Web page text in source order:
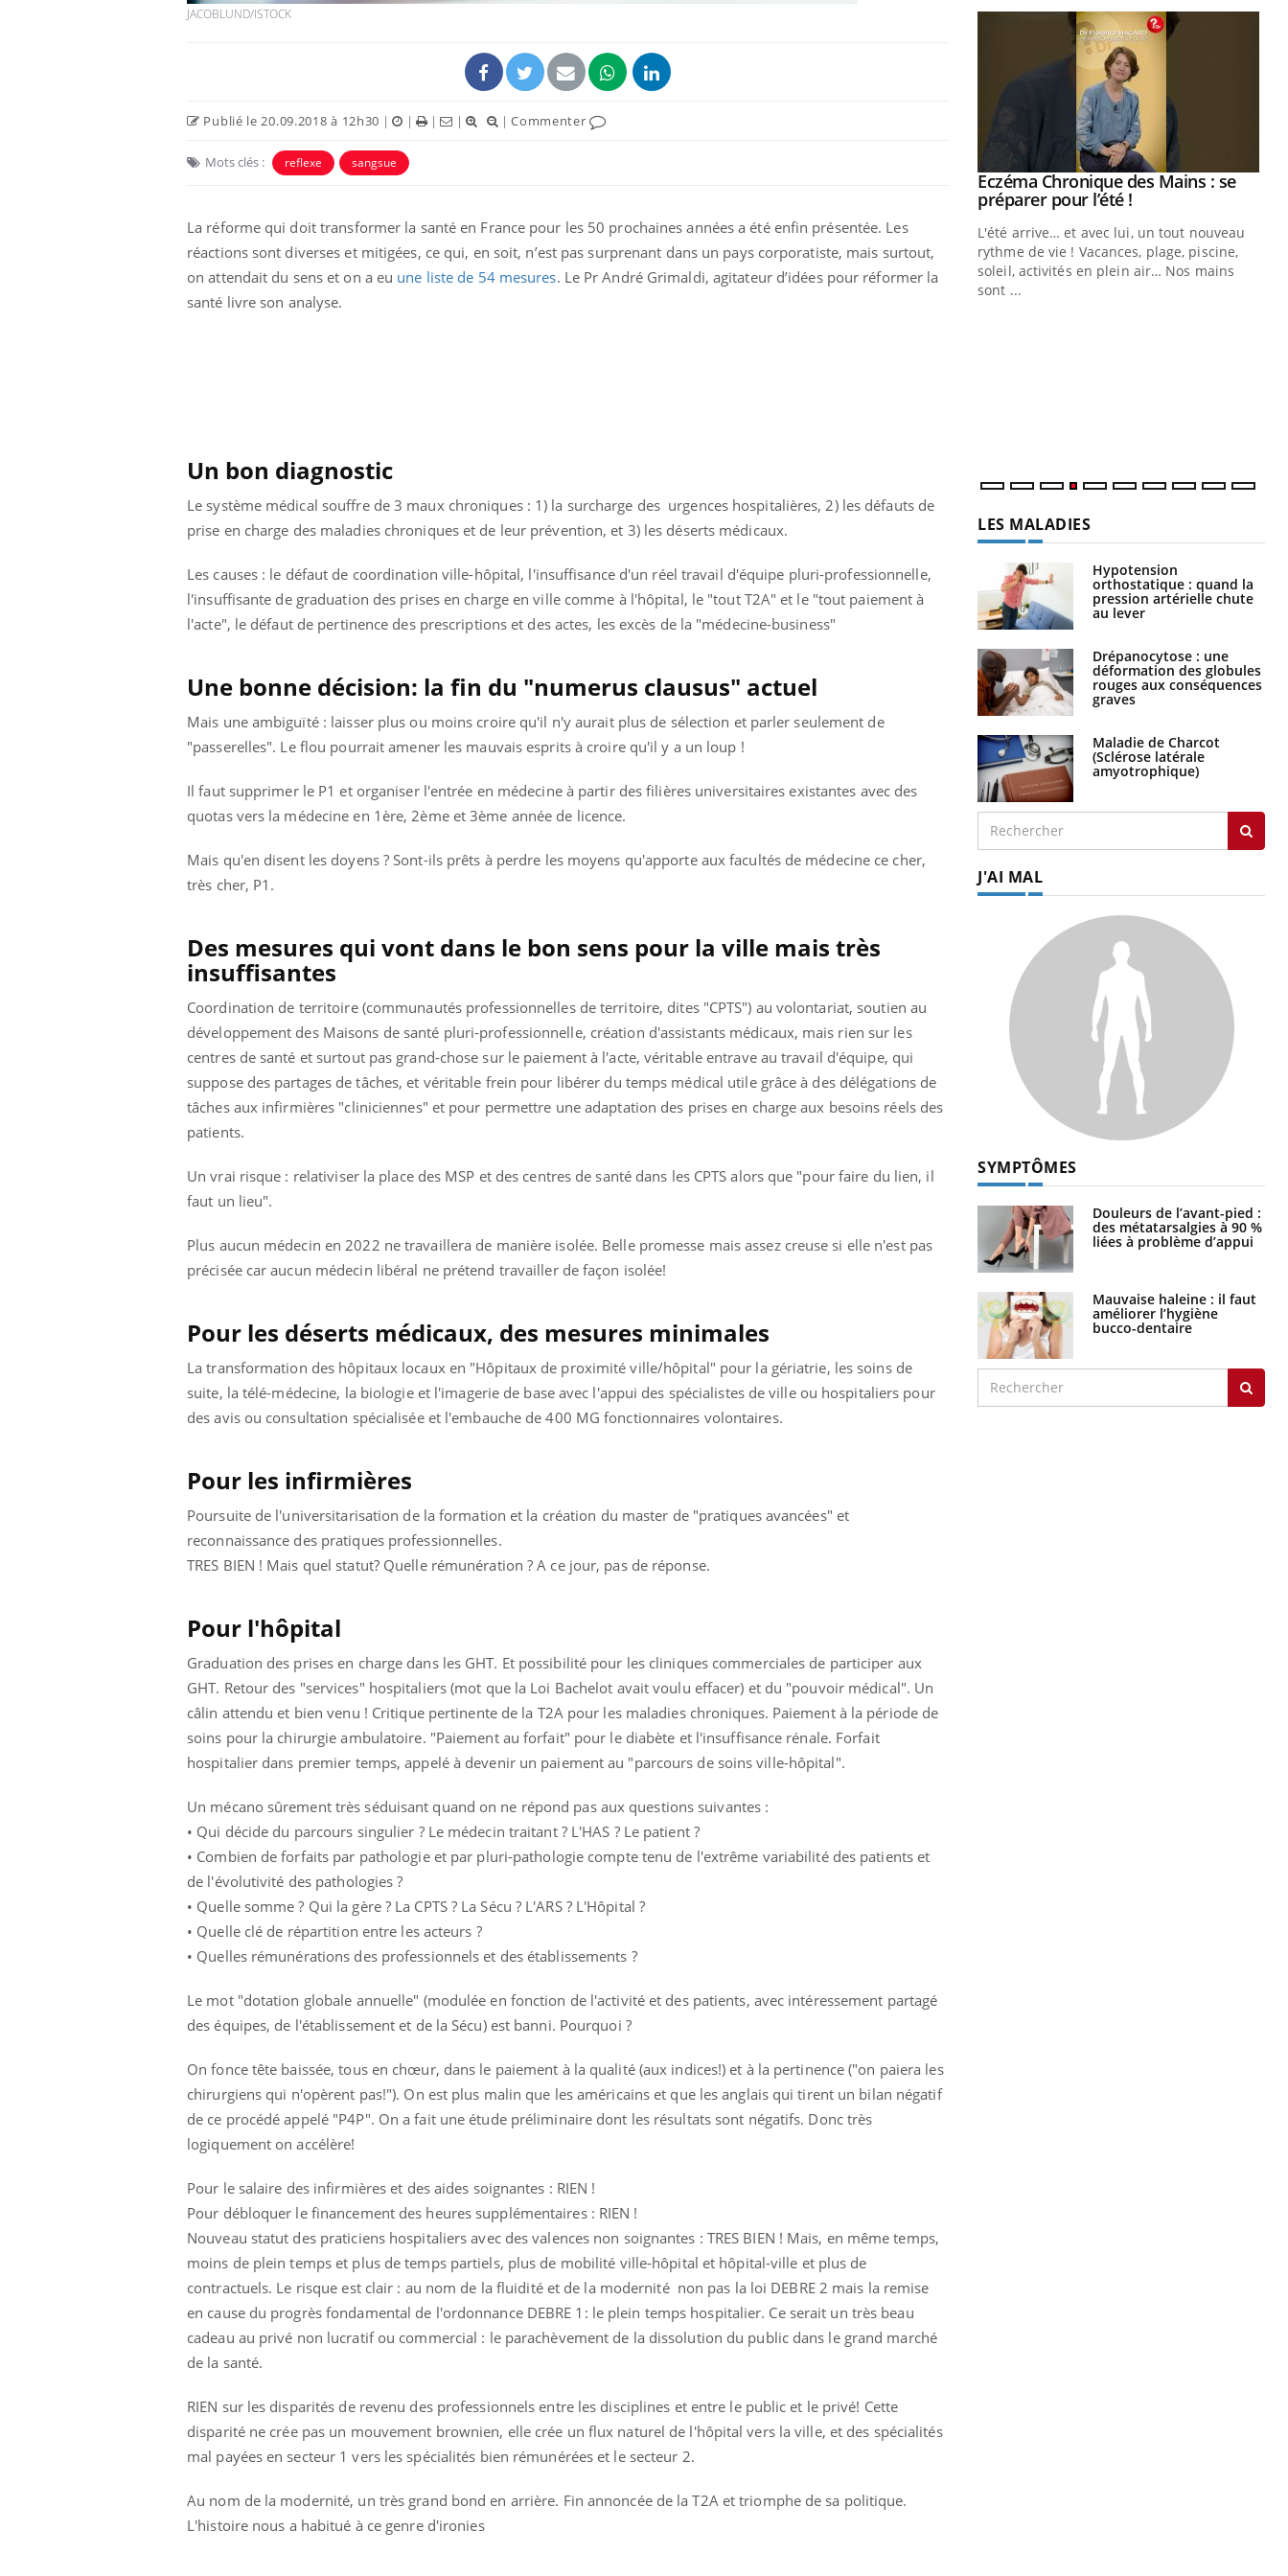
JACOBLUND/ISTOCK
Publié le 20.09.2018 à 12h30 | | | | |Commenter
Mots clés : reflexe sangsue
La réforme qui doit transformer la santé en France pour les 50 prochaines années a été enfin présentée. Les
réactions sont diverses et mitigées, ce qui, en soit, n’est pas surprenant dans un pays corporatiste, mais surtout,
on attendait du sens et on a eu une liste de 54 mesures. Le Pr André Grimaldi, agitateur d’idées pour réformer la
santé livre son analyse.
Un bon diagnostic
Le système médical souffre de 3 maux chroniques : 1) la surcharge des urgences hospitalières, 2) les défauts de
prise en charge des maladies chroniques et de leur prévention, et 3) les déserts médicaux.
Les causes : le défaut de coordination ville-hôpital, l'insuffisance d'un réel travail d'équipe pluri-professionnelle,
l'insuffisante de graduation des prises en charge en ville comme à l'hôpital, le "tout T2A" et le "tout paiement à
l'acte", le défaut de pertinence des prescriptions et des actes, les excès de la "médecine-business"
Une bonne décision: la fin du "numerus clausus" actuel
Mais une ambiguïté : laisser plus ou moins croire qu'il n'y aurait plus de sélection et parler seulement de
"passerelles". Le flou pourrait amener les mauvais esprits à croire qu'il y a un loup !
Il faut supprimer le P1 et organiser l'entrée en médecine à partir des filières universitaires existantes avec des
quotas vers la médecine en 1ère, 2ème et 3ème année de licence.
Mais qu'en disent les doyens ? Sont-ils prêts à perdre les moyens qu'apporte aux facultés de médecine ce cher,
très cher, P1.
Des mesures qui vont dans le bon sens pour la ville mais très
insuffisantes
Coordination de territoire (communautés professionnelles de territoire, dites "CPTS") au volontariat, soutien au
développement des Maisons de santé pluri-professionnelle, création d'assistants médicaux, mais rien sur les
centres de santé et surtout pas grand-chose sur le paiement à l'acte, véritable entrave au travail d'équipe, qui
suppose des partages de tâches, et véritable frein pour libérer du temps médical utile grâce à des délégations de
tâches aux infirmières "cliniciennes" et pour permettre une adaptation des prises en charge aux besoins réels des
patients.
Un vrai risque : relativiser la place des MSP et des centres de santé dans les CPTS alors que "pour faire du lien, il
faut un lieu".
Plus aucun médecin en 2022 ne travaillera de manière isolée. Belle promesse mais assez creuse si elle n'est pas
précisée car aucun médecin libéral ne prétend travailler de façon isolée!
Pour les déserts médicaux, des mesures minimales
La transformation des hôpitaux locaux en "Hôpitaux de proximité ville/hôpital" pour la gériatrie, les soins de
suite, la télé-médecine, la biologie et l'imagerie de base avec l'appui des spécialistes de ville ou hospitaliers pour
des avis ou consultation spécialisée et l'embauche de 400 MG fonctionnaires volontaires.
Pour les infirmières
Poursuite de l'universitarisation de la formation et la création du master de "pratiques avancées" et
reconnaissance des pratiques professionnelles.
TRES BIEN ! Mais quel statut? Quelle rémunération ? A ce jour, pas de réponse.
Pour l'hôpital
Graduation des prises en charge dans les GHT. Et possibilité pour les cliniques commerciales de participer aux
GHT. Retour des "services" hospitaliers (mot que la Loi Bachelot avait voulu effacer) et du "pouvoir médical". Un
câlin attendu et bien venu ! Critique pertinente de la T2A pour les maladies chroniques. Paiement à la période de
soins pour la chirurgie ambulatoire. "Paiement au forfait" pour le diabète et l'insuffisance rénale. Forfait
hospitalier dans premier temps, appelé à devenir un paiement au "parcours de soins ville-hôpital".
Un mécano sûrement très séduisant quand on ne répond pas aux questions suivantes :
• Qui décide du parcours singulier ? Le médecin traitant ? L'HAS ? Le patient ?
• Combien de forfaits par pathologie et par pluri-pathologie compte tenu de l'extrême variabilité des patients et
de l'évolutivité des pathologies ?
• Quelle somme ? Qui la gère ? La CPTS ? La Sécu ? L'ARS ? L'Hôpital ?
• Quelle clé de répartition entre les acteurs ?
• Quelles rémunérations des professionnels et des établissements ?
Le mot "dotation globale annuelle" (modulée en fonction de l'activité et des patients, avec intéressement partagé
des équipes, de l'établissement et de la Sécu) est banni. Pourquoi ?
On fonce tête baissée, tous en chœur, dans le paiement à la qualité (aux indices!) et à la pertinence ("on paiera les
chirurgiens qui n'opèrent pas!"). On est plus malin que les américains et que les anglais qui tirent un bilan négatif
de ce procédé appelé "P4P". On a fait une étude préliminaire dont les résultats sont négatifs. Donc très
logiquement on accélère!
Pour le salaire des infirmières et des aides soignantes : RIEN !
Pour débloquer le financement des heures supplémentaires : RIEN !
Nouveau statut des praticiens hospitaliers avec des valences non soignantes : TRES BIEN ! Mais, en même temps,
moins de plein temps et plus de temps partiels, plus de mobilité ville-hôpital et hôpital-ville et plus de
contractuels. Le risque est clair : au nom de la fluidité et de la modernité non pas la loi DEBRE 2 mais la remise
en cause du progrès fondamental de l'ordonnance DEBRE 1: le plein temps hospitalier. Ce serait un très beau
cadeau au privé non lucratif ou commercial : le parachèvement de la dissolution du public dans le grand marché
de la santé.
RIEN sur les disparités de revenu des professionnels entre les disciplines et entre le public et le privé! Cette
disparité ne crée pas un mouvement brownien, elle crée un flux naturel de l'hôpital vers la ville, et des spécialités
mal payées en secteur 1 vers les spécialités bien rémunérées et le secteur 2.
Au nom de la modernité, un très grand bond en arrière. Fin annoncée de la T2A et triomphe de sa politique.
L'histoire nous a habitué à ce genre d'ironies
même alopécie… Les symptômes de la
carence en fer sont multiples ce qui la rend
Insuline & Charge mentale : et si on
En 2026, l'insuline dans le diabète de type 2
reste entourée d'idées reçues chez les
patients comme parfois chez les soignants.
L'été arrive… et avec lui, un tout nouveau
rythme de vie ! Vacances, plage, piscine,
soleil, activités en plein air… Nos mains
sont ...
LES MALADIES
Hypotension
orthostatique : quand la
pression artérielle chute
au lever
Drépanocytose : une
déformation des globules
rouges aux conséquences
graves
Maladie de Charcot
(Sclérose latérale
amyotrophique)
J'AI MAL
SYMPTÔMES
Douleurs de l’avant-pied :
des métatarsalgies à 90 %
liées à problème d’appui
Mauvaise haleine : il faut
améliorer l’hygiène
bucco-dentaire